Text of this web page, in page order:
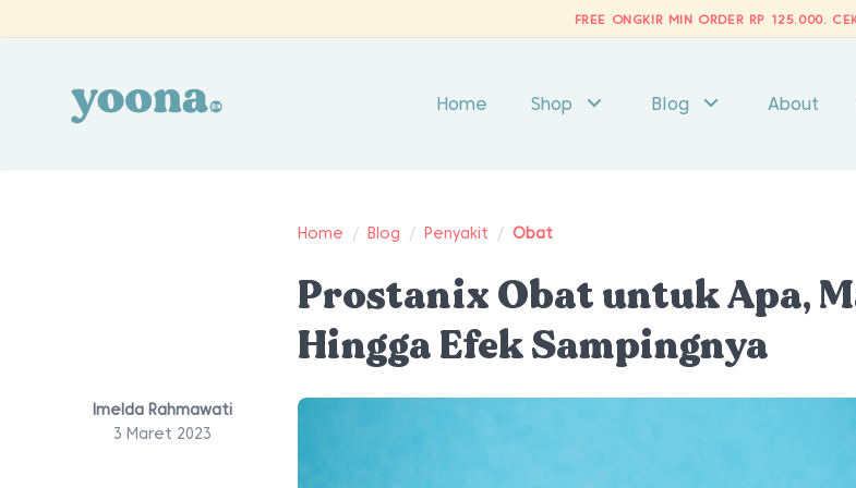
FREE ONGKIR MIN ORDER RP 125.000.
Home Shop Blog About
Home / Blog / Penyakit / Obat
Prostanix Obat untuk Apa,
Hingga Efek Sampingnya
Imelda Rahmawati
3 Maret 2023